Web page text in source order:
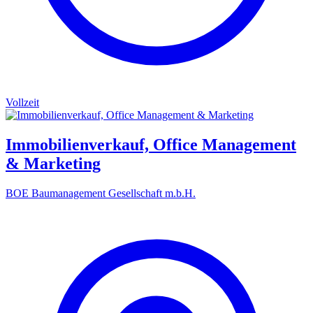
Vollzeit
Immobilienverkauf, Office Management
& Marketing
BOE Baumanagement Gesellschaft m.b.H.